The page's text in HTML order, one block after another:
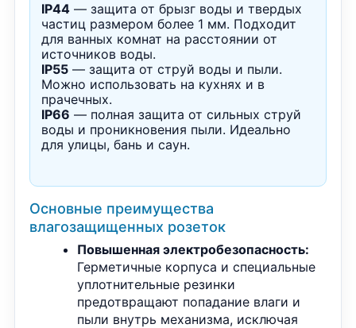
IP44 — защита от брызг воды и твердых
частиц размером более 1 мм. Подходит
для ванных комнат на расстоянии от
источников воды.
IP55 — защита от струй воды и пыли.
Можно использовать на кухнях и в
прачечных.
IP66 — полная защита от сильных струй
воды и проникновения пыли. Идеально
для улицы, бань и саун.
Основные преимущества
влагозащищенных розеток
Повышенная электробезопасность:
Герметичные корпуса и специальные
уплотнительные резинки
предотвращают попадание влаги и
пыли внутрь механизма, исключая